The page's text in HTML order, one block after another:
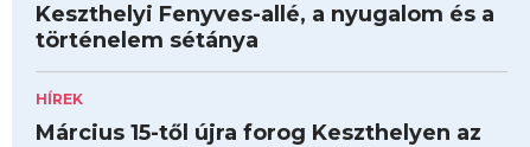
Keszthelyi Fenyves-allé, a nyugalom és a
történelem sétánya
HÍREK
Március 15-től újra forog Keszthelyen az